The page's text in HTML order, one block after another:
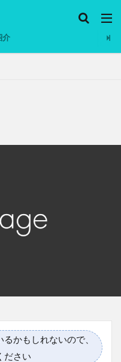
介
かもしれないので、
ださい
社会 脱水シート